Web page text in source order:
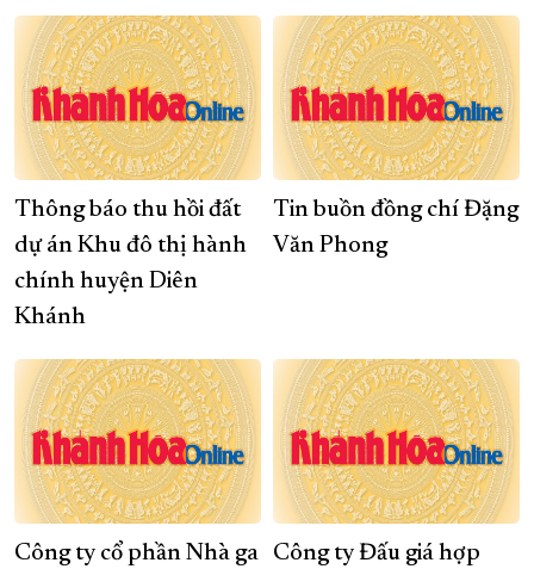
Thông báo thu hồi đất
dự án Khu đô thị hành
chính huyện Diên
Khánh
Tin buồn đồng chí Đặng
Văn Phong
Công ty cổ phần Nhà ga
Công ty Đấu giá hợp